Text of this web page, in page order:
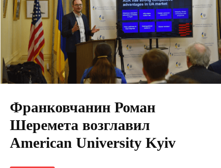
Франковчанин Роман
Шеремета возглавил
American University Kyiv